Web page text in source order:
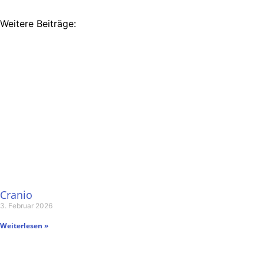
Weitere Beiträge:
Cranio
3. Februar 2026
Weiterlesen »